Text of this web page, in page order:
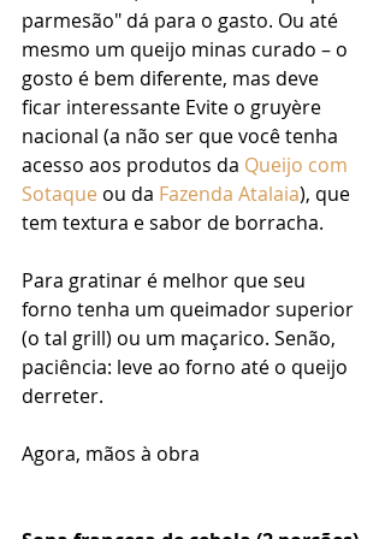
parmesão" dá para o gasto. Ou até
mesmo um queijo minas curado – o
gosto é bem diferente, mas deve
ficar interessante Evite o gruyère
nacional (a não ser que você tenha
acesso aos produtos da Queijo com
Sotaque ou da Fazenda Atalaia), que
tem textura e sabor de borracha.
Para gratinar é melhor que seu
forno tenha um queimador superior
(o tal grill) ou um maçarico. Senão,
paciência: leve ao forno até o queijo
derreter.
Agora, mãos à obra